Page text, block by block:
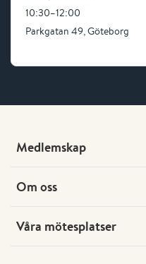
10:30–12:00
Parkgatan 49, Göteborg
Medlemskap
Om oss
Våra mötesplatser